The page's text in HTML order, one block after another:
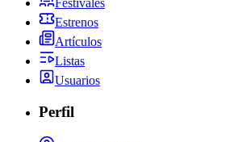
Festivales
Estrenos
Artículos
Listas
Usuarios
Perfil